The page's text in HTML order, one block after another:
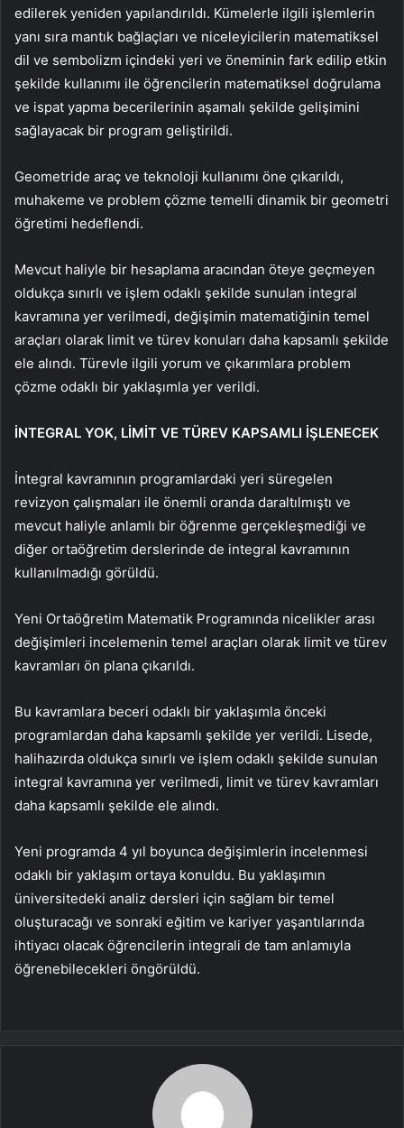
edilerek yeniden yapılandırıldı. Kümelerle ilgili işlemlerin
yanı sıra mantık bağlaçları ve niceleyicilerin matematiksel
dil ve sembolizm içindeki yeri ve öneminin fark edilip etkin
şekilde kullanımı ile öğrencilerin matematiksel doğrulama
ve ispat yapma becerilerinin aşamalı şekilde gelişimini
sağlayacak bir program geliştirildi.
Geometride araç ve teknoloji kullanımı öne çıkarıldı,
muhakeme ve problem çözme temelli dinamik bir geometri
öğretimi hedeflendi.
Mevcut haliyle bir hesaplama aracından öteye geçmeyen
oldukça sınırlı ve işlem odaklı şekilde sunulan integral
kavramına yer verilmedi, değişimin matematiğinin temel
araçları olarak limit ve türev konuları daha kapsamlı şekilde
ele alındı. Türevle ilgili yorum ve çıkarımlara problem
çözme odaklı bir yaklaşımla yer verildi.
İNTEGRAL YOK, LİMİT VE TÜREV KAPSAMLI İŞLENECEK
İntegral kavramının programlardaki yeri süregelen
revizyon çalışmaları ile önemli oranda daraltılmıştı ve
mevcut haliyle anlamlı bir öğrenme gerçekleşmediği ve
diğer ortaöğretim derslerinde de integral kavramının
kullanılmadığı görüldü.
Yeni Ortaöğretim Matematik Programında nicelikler arası
değişimleri incelemenin temel araçları olarak limit ve türev
kavramları ön plana çıkarıldı.
Bu kavramlara beceri odaklı bir yaklaşımla önceki
programlardan daha kapsamlı şekilde yer verildi. Lisede,
halihazırda oldukça sınırlı ve işlem odaklı şekilde sunulan
integral kavramına yer verilmedi, limit ve türev kavramları
daha kapsamlı şekilde ele alındı.
Yeni programda 4 yıl boyunca değişimlerin incelenmesi
odaklı bir yaklaşım ortaya konuldu. Bu yaklaşımın
üniversitedeki analiz dersleri için sağlam bir temel
oluşturacağı ve sonraki eğitim ve kariyer yaşantılarında
ihtiyacı olacak öğrencilerin integrali de tam anlamıyla
öğrenebilecekleri öngörüldü.